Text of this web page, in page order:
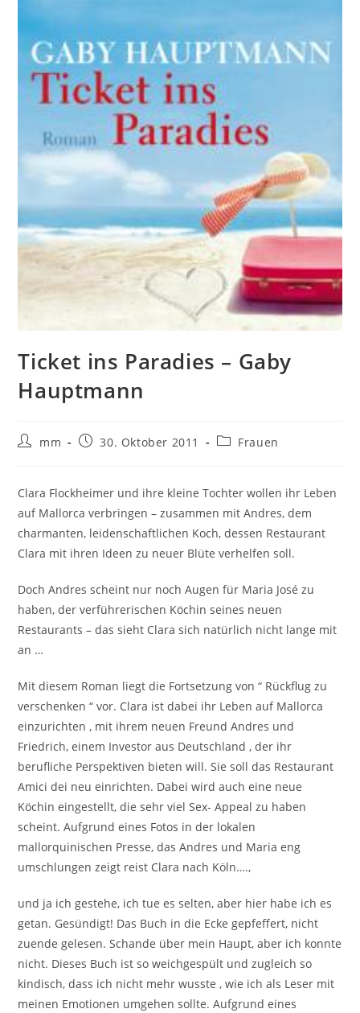
Ticket ins Paradies – Gaby
Hauptmann
mm 30. Oktober 2011 Frauen
Clara Flockheimer und ihre kleine Tochter wollen ihr Leben
auf Mallorca verbringen – zusammen mit Andres, dem
charmanten, leidenschaftlichen Koch, dessen Restaurant
Clara mit ihren Ideen zu neuer Blüte verhelfen soll.
Doch Andres scheint nur noch Augen für Maria José zu
haben, der verführerischen Köchin seines neuen
Restaurants – das sieht Clara sich natürlich nicht lange mit
an …
Mit diesem Roman liegt die Fortsetzung von “ Rückflug zu
verschenken “ vor. Clara ist dabei ihr Leben auf Mallorca
einzurichten , mit ihrem neuen Freund Andres und
Friedrich, einem Investor aus Deutschland , der ihr
berufliche Perspektiven bieten will. Sie soll das Restaurant
Amici dei neu einrichten. Dabei wird auch eine neue
Köchin eingestellt, die sehr viel Sex- Appeal zu haben
scheint. Aufgrund eines Fotos in der lokalen
mallorquinischen Presse, das Andres und Maria eng
umschlungen zeigt reist Clara nach Köln….,
und ja ich gestehe, ich tue es selten, aber hier habe ich es
getan. Gesündigt! Das Buch in die Ecke gepfeffert, nicht
zuende gelesen. Schande über mein Haupt, aber ich konnte
nicht. Dieses Buch ist so weichgespült und zugleich so
kindisch, dass ich nicht mehr wusste , wie ich als Leser mit
meinen Emotionen umgehen sollte. Aufgrund eines